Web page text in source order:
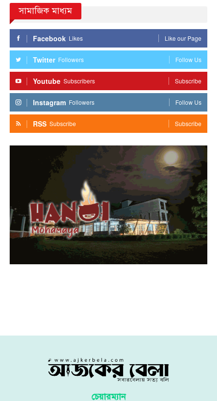
সামাজিক মাধ্যম
Facebook Likes Like our Page
Twitter Followers Follow Us
Youtube Subscribers Subscribe
Instagram Followers Follow Us
RSS Subscribe Subscribe
চেয়ারম্যান